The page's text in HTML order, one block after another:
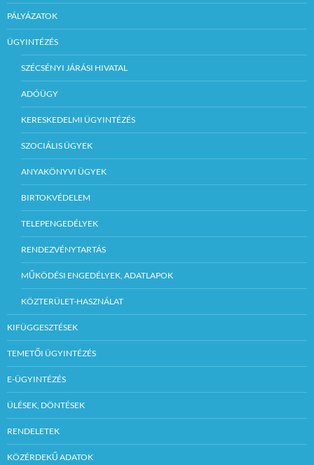
PÁLYÁZATOK
ÜGYINTÉZÉS
SZÉCSÉNYI JÁRÁSI HIVATAL
ADÓÜGY
KERESKEDELMI ÜGYINTÉZÉS
SZOCIÁLIS ÜGYEK
ANYAKÖNYVI ÜGYEK
BIRTOKVÉDELEM
TELEPENGEDÉLYEK
RENDEZVÉNYTARTÁS
MŰKÖDÉSI ENGEDÉLYEK, ADATLAPOK
KÖZTERÜLET-HASZNÁLAT
KIFÜGGESZTÉSEK
TEMETŐI ÜGYINTÉZÉS
E-ÜGYINTÉZÉS
ÜLÉSEK, DÖNTÉSEK
RENDELETEK
KÖZÉRDEKŰ ADATOK